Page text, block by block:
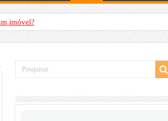
imóvel?
da Vila Olímpia, em São Paulo